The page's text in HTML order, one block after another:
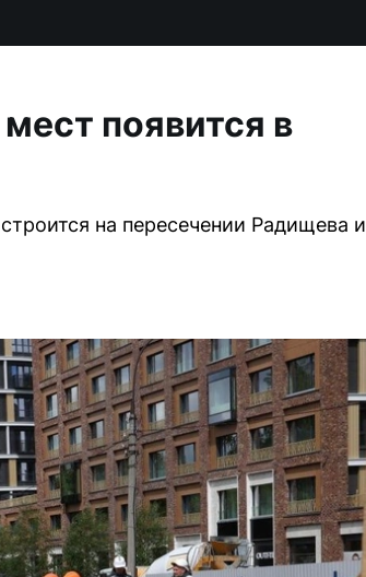
появится в
на пересечении Радищева и